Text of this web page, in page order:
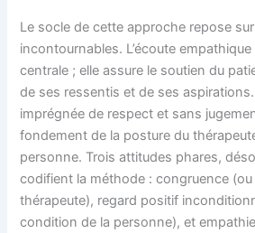
Le socle de cette approche repose
incontournables. L’écoute
centrale ; elle assure le soutien du
de ses ressentis et de ses
imprégnée de respect et sans
fondement de la posture du
personne. Trois attitudes phares,
codifient la méthode : congruence
thérapeute), regard positif
condition de la personne), et